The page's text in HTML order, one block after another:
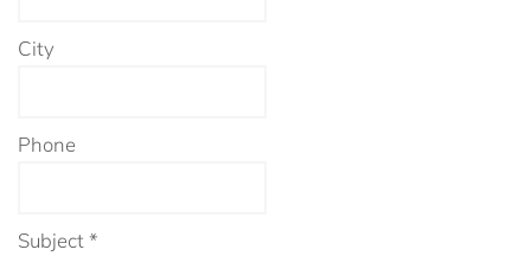
City
Phone
Subject*